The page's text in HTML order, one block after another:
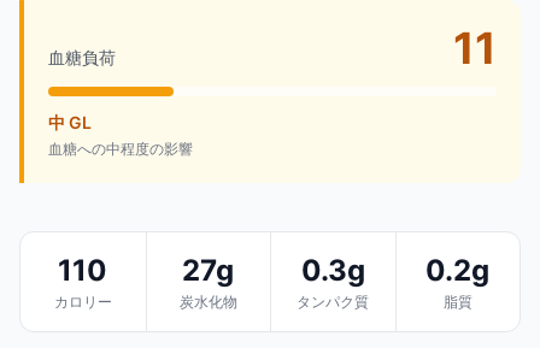
血糖負荷 11
中 GL
血糖への中程度の影響
110
カロリー
27g
炭水化物
0.3g
タンパク質
0.2g
脂質